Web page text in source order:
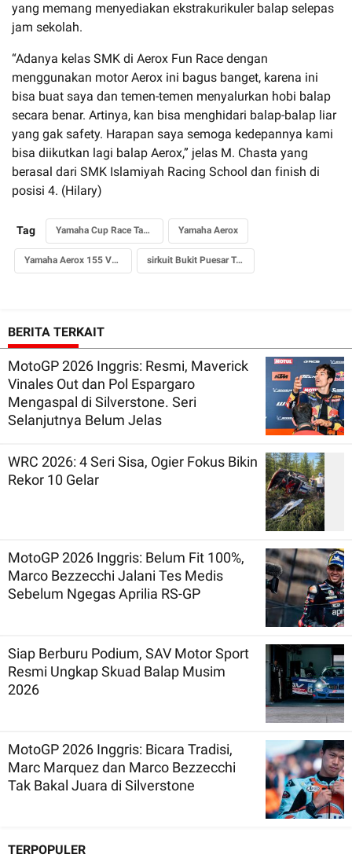
yang memang menyediakan ekstrakurikuler balap selepas
jam sekolah.
“Adanya kelas SMK di Aerox Fun Race dengan
menggunakan motor Aerox ini bagus banget, karena ini
bisa buat saya dan temen-temen menyalurkan hobi balap
secara benar. Artinya, kan bisa menghidari balap-balap liar
yang gak safety. Harapan saya semoga kedepannya kami
bisa diikutkan lagi balap Aerox,” jelas M. Chasta yang
berasal dari SMK Islamiyah Racing School dan finish di
posisi 4. (Hilary)
Tag Yamaha Cup Race Tasikmalaya Yamaha Aerox
Yamaha Aerox 155 VVA sirkuit Bukit Puesar Tasikmalaya
BERITA TERKAIT
MotoGP 2026 Inggris: Resmi, Maverick
Vinales Out dan Pol Espargaro
Mengaspal di Silverstone. Seri
Selanjutnya Belum Jelas
WRC 2026: 4 Seri Sisa, Ogier Fokus Bikin
Rekor 10 Gelar
MotoGP 2026 Inggris: Belum Fit 100%,
Marco Bezzecchi Jalani Tes Medis
Sebelum Ngegas Aprilia RS-GP
Siap Berburu Podium, SAV Motor Sport
Resmi Ungkap Skuad Balap Musim
2026
MotoGP 2026 Inggris: Bicara Tradisi,
Marc Marquez dan Marco Bezzecchi
Tak Bakal Juara di Silverstone
TERPOPULER